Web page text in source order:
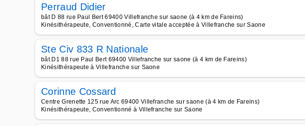
Perraud Didier
bât D 88 rue Paul Bert 69400 Villefranche sur saone (à 4 km de Fareins)
Kinésithérapeute, Conventionné, Carte vitale acceptée à Villefranche sur Saone
Ste Civ 833 R Nationale
bât D1 88 rue Paul Bert 69400 Villefranche sur saone (à 4 km de Fareins)
Kinésithérapeute à Villefranche sur Saone
Corinne Cossard
Centre Grenette 125 rue Arc 69400 Villefranche sur saone (à 4 km de Fareins)
Kinésithérapeute, Conventionné à Villefranche sur Saone